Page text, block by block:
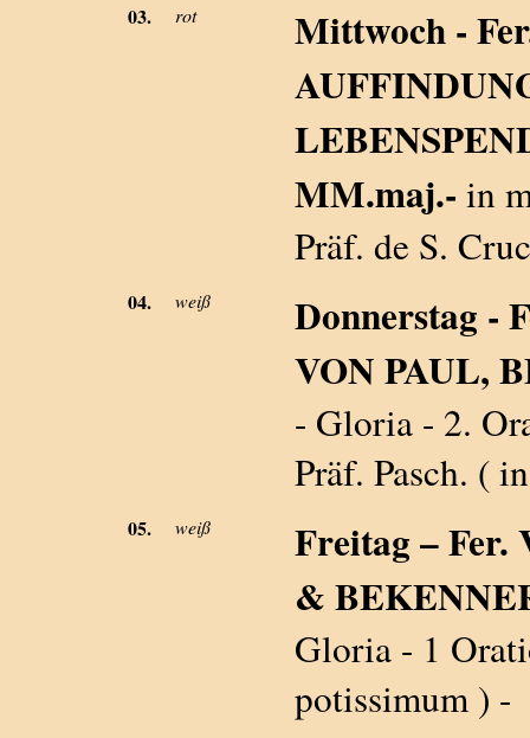
03. rot
Mittwoch -
MM.maj.- in
Präf. de S.
04. weiß
Donnerstag -
VON PAUL,
- Gloria - 2.
Präf. Pasch. (
05. weiß
Freitag – Fer.
&
Gloria - 1
potissimum ) -